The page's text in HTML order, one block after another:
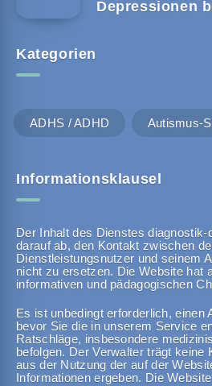
Depressionen
Kategorien
ADHS / ADHD Autismus-
Informationsklausel
Der Inhalt des Dienstes
darauf ab, den Kontakt zwischen
Dienstleistungsnutzer und seinem
nicht zu ersetzen. Die Website hat
informativen und pädagogischen
Es ist unbedingt erforderlich, einen
bevor Sie die in unserem Service
Ratschläge, insbesondere
befolgen. Der Verwalter trägt keine
aus der Nutzung der auf der
Informationen ergeben. Die